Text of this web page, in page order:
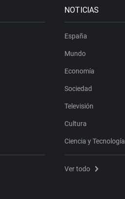
NOTICIAS
España
Mundo
Economía
Sociedad
Televisión
Cultura
Ciencia y Tecnología
Ver todo